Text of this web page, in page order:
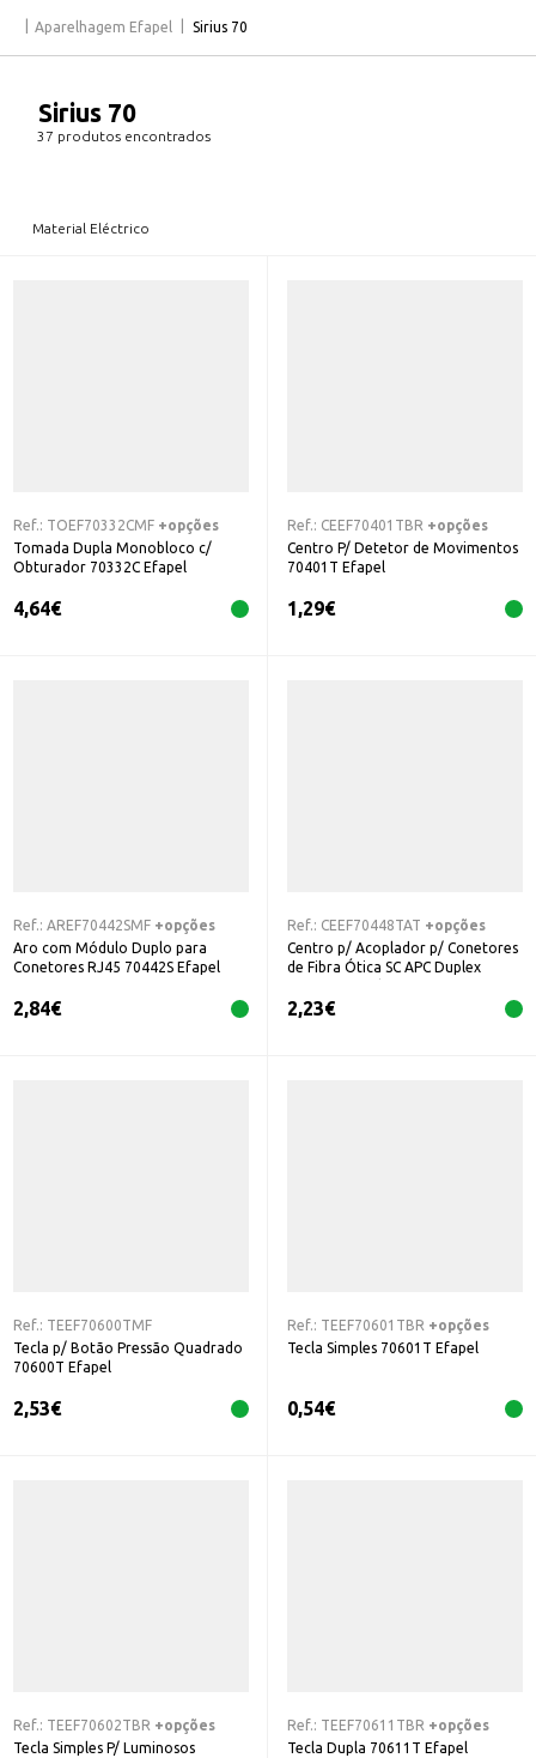
Aparelhagem Efapel Sirius 70
Sirius 70
37 produtos encontrados
Material Eléctrico
Ref.: TOEF70332CMF +opções
Tomada Dupla Monobloco c/
Obturador 70332C Efapel
4,64€
Ref.: CEEF70401TBR +opções
Centro P/ Detetor de Movimentos
70401T Efapel
1,29€
Ref.: AREF70442SMF +opções
Aro com Módulo Duplo para
Conetores RJ45 70442S Efapel
2,84€
Ref.: CEEF70448TAT +opções
Centro p/ Acoplador p/ Conetores
de Fibra Ótica SC APC Duplex
2,23€
Ref.: TEEF70600TMF
Tecla p/ Botão Pressão Quadrado
70600T Efapel
2,53€
Ref.: TEEF70601TBR +opções
Tecla Simples 70601T Efapel
0,54€
Ref.: TEEF70602TBR +opções
Tecla Simples P/ Luminosos
Ref.: TEEF70611TBR +opções
Tecla Dupla 70611T Efapel